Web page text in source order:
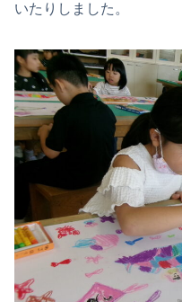
いたりしました。